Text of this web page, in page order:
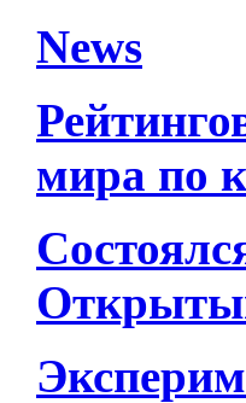
News
мира по